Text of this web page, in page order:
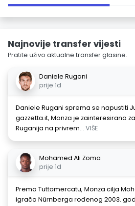
Najnovije transfer vijesti
Pratite uživo aktualne transfer glasine.
Daniele Rugani
prije 1d
Daniele Rugani sprema se napustiti
gazzetta.it, Monza je zainteresirana
Ruga­nija na privrem... VIŠE
Mohamed Ali Zoma
prije 1d
Prema Tuttomercatu, Monza cilja
igrača Nürnberga rođenog 2003.